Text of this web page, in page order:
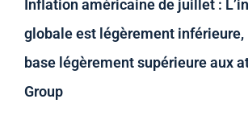
Inflation américaine de juillet :
globale est légèrement inférieure,
base légèrement supérieure aux
Group